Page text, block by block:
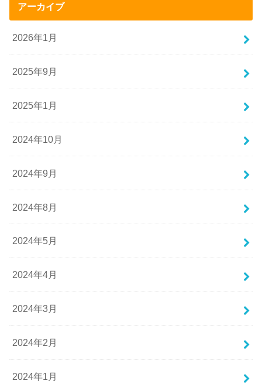
アーカイブ
2026年1月
2025年9月
2025年1月
2024年10月
2024年9月
2024年8月
2024年5月
2024年4月
2024年3月
2024年2月
2024年1月